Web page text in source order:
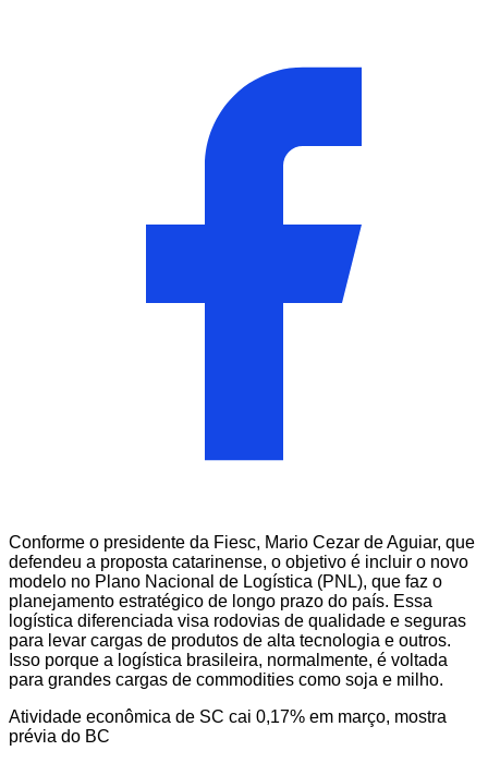
Conforme o presidente da Fiesc, Mario Cezar de Aguiar, que
defendeu a proposta catarinense, o objetivo é incluir o novo
modelo no Plano Nacional de Logística (PNL), que faz o
planejamento estratégico de longo prazo do país. Essa
logística diferenciada visa rodovias de qualidade e seguras
para levar cargas de produtos de alta tecnologia e outros.
Isso porque a logística brasileira, normalmente, é voltada
para grandes cargas de commodities como soja e milho.
Atividade econômica de SC cai 0,17% em março, mostra
prévia do BC